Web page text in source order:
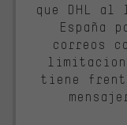
que DHL al
España
correos
tiene